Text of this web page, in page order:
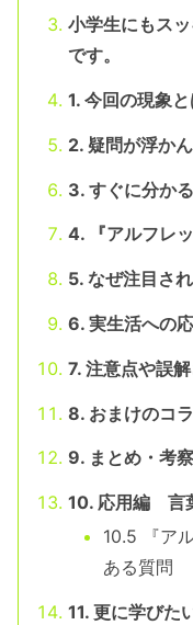
小学生にもス
です。
1. 今回の現象と
2. 疑問が浮か
3. すぐに分か
4. 『アルフレ
5. なぜ注目さ
6. 実生活への
7. 注意点や誤
8. おまけのコ
9. まとめ・考察
10. 応用編 言
10.5 『ア
ある質問
11. 更に学びた